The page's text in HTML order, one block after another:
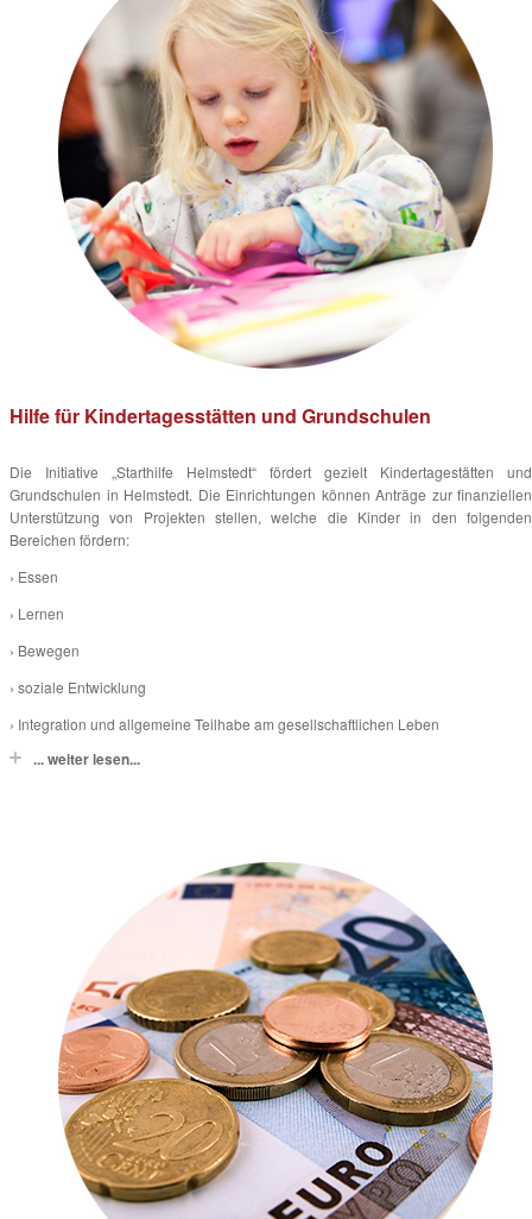
Hilfe für Kindertagesstätten und Grundschulen
Die Initiative „Starthilfe Helmstedt“ fördert gezielt Kindertagestätten und
Grundschulen in Helmstedt. Die Einrichtungen können Anträge zur finanziellen
Unterstützung von Projekten stellen, welche die Kinder in den folgenden
Bereichen fördern:
› Essen
› Lernen
› Bewegen
› soziale Entwicklung
› Integration und allgemeine Teilhabe am gesellschaftlichen Leben
... weiter lesen...